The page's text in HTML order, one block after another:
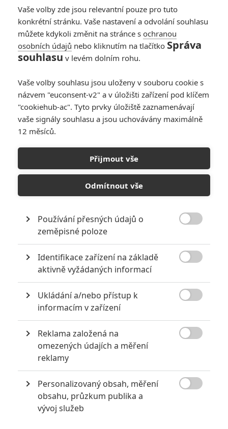
PŘIDAT NOVÝ KOMENTÁŘ
Pro psaní komentářů, se přihlašte.
RECENZE FILMŮ
10
Recenze: Zcela výjimečná Gerta
Schnirch nebarví hnus českých dějin
narůžovo
5
Recenze: Záhada strašidelného
8 Recenze: Občanská válka
6
Recenze: Godzilla x Kong: Nové
impérium
8 Recenze: Opičí muž
POSLEDNÍ KOMENTOVANÉ
ČLÁNEK | 01.08.2026 16:40
Marvel nečekaně zrušil již schválené pokračování
Vaše volby zde jsou relevantní pouze pro tuto
konkrétní stránku. Vaše nastavení a odvolání souhlasu
můžete kdykoli změnit na stránce s ochranou
osobních údajů nebo kliknutím na tlačítko Správa
souhlasu v levém dolním rohu.
Vaše volby souhlasu jsou uloženy v souboru cookie s
názvem "euconsent-v2" a v úložišti zařízení pod klíčem
"cookiehub-ac". Tyto prvky úložiště zaznamenávají
vaše signály souhlasu a jsou uchovávány maximálně
12 měsíců.
Přijmout vše
Odmítnout vše
Používání přesných údajů o
zeměpisné poloze
Identifikace zařízení na základě
aktivně vyžádaných informací
Ukládání a/nebo přístup k
informacím v zařízení
Reklama založená na
omezených údajích a měření
reklamy
Personalizovaný obsah, měření
obsahu, průzkum publika a
vývoj služeb